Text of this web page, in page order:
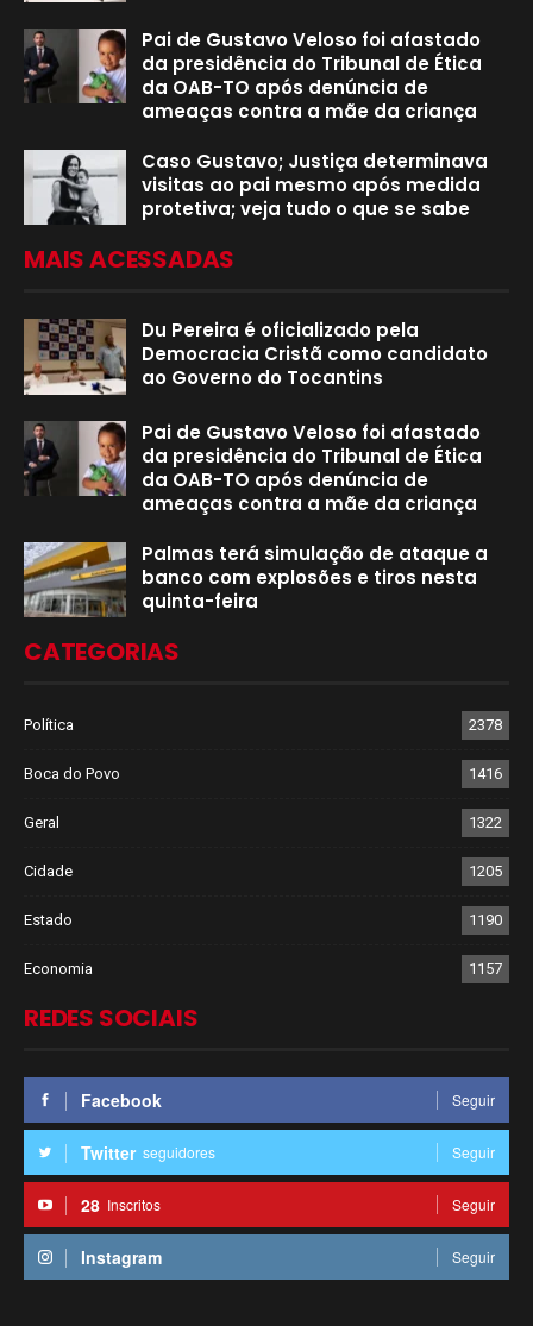
Pai de Gustavo Veloso foi afastado
da presidência do Tribunal de Ética
da OAB-TO após denúncia de
ameaças contra a mãe da criança
Caso Gustavo; Justiça determinava
visitas ao pai mesmo após medida
protetiva; veja tudo o que se sabe
MAIS ACESSADAS
Du Pereira é oficializado pela
Democracia Cristã como candidato
ao Governo do Tocantins
Pai de Gustavo Veloso foi afastado
da presidência do Tribunal de Ética
da OAB-TO após denúncia de
ameaças contra a mãe da criança
Palmas terá simulação de ataque a
banco com explosões e tiros nesta
quinta-feira
CATEGORIAS
Política 2378
Boca do Povo 1416
Geral 1322
Cidade 1205
Estado 1190
Economia 1157
REDES SOCIAIS
Facebook Seguir
Twitter seguidores Seguir
28 Inscritos Seguir
Instagram Seguir